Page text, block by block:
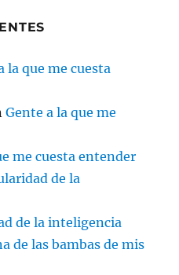
la que me cuesta
Gente a la que me
me cuesta entender
de la
de la inteligencia
de las bambas de mis